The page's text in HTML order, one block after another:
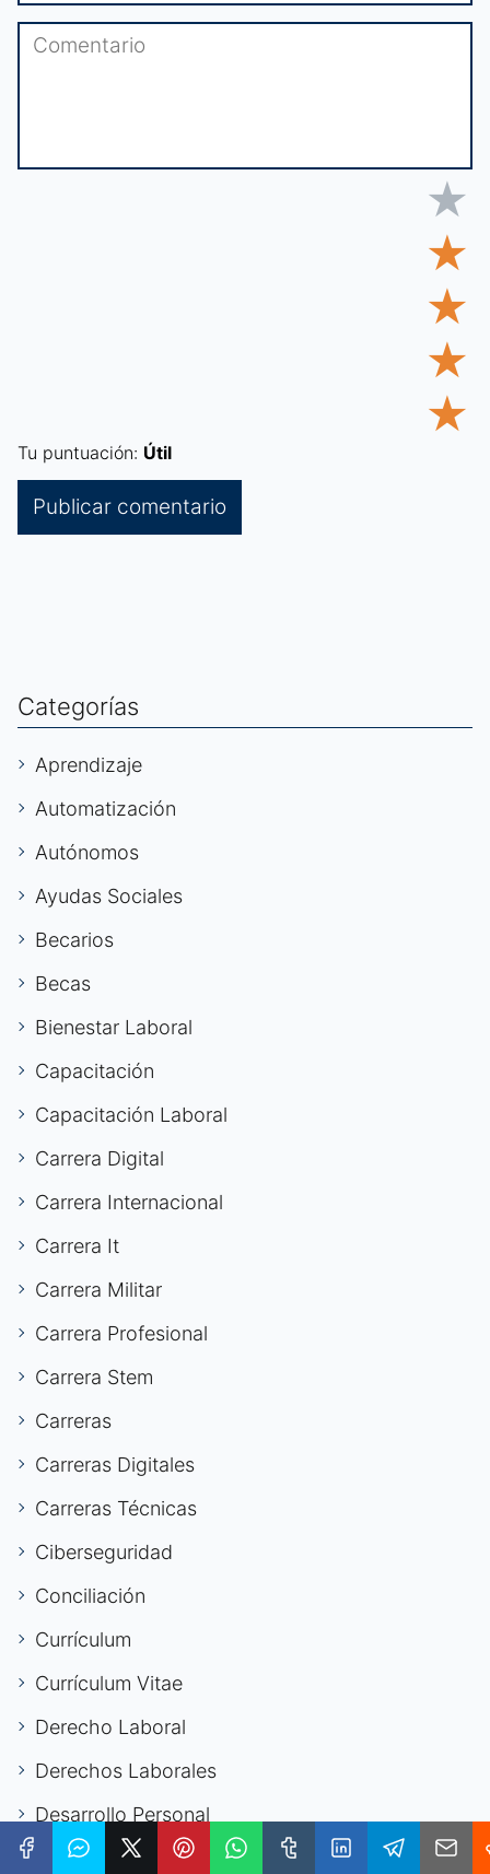
★
★
★
★
★
Tu puntuación: Útil
Categorías
Aprendizaje
Automatización
Autónomos
Ayudas Sociales
Becarios
Becas
Bienestar Laboral
Capacitación
Capacitación Laboral
Carrera Digital
Carrera Internacional
Carrera It
Carrera Militar
Carrera Profesional
Carrera Stem
Carreras
Carreras Digitales
Carreras Técnicas
Ciberseguridad
Conciliación
Currículum
Currículum Vitae
Derecho Laboral
Derechos Laborales
Desarrollo Personal
Desarrollo Profesional